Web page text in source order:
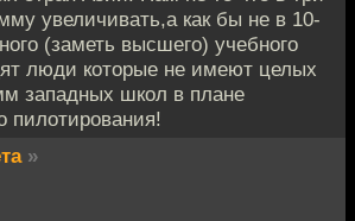
увеличивать,а как бы не в 10-
(заметь высшего) учебного
люди которые не имеют целых
западных школ в плане
пилотирования!
»